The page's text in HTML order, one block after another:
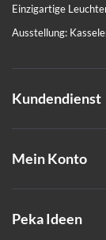
Einzigartige
Ausstellung:
Kundendienst
Mein Konto
Peka Ideen